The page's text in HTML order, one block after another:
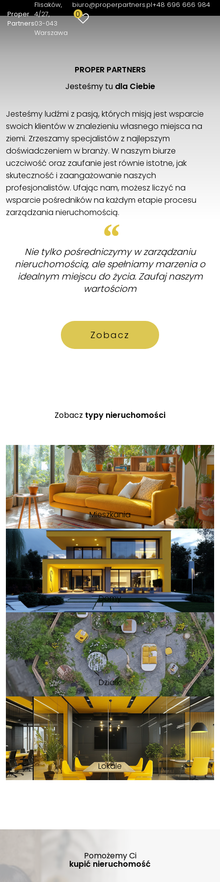
Proper
Partners
Flisaków,
4/27
03-043
Warszawa
biuro@properpartners.pl+48 696 666 984
0
PROPER PARTNERS
Jesteśmy tu dla Ciebie
Jesteśmy ludźmi z pasją, których misją jest wsparcie
swoich klientów w znalezieniu własnego miejsca na
ziemi. Zrzeszamy specjalistów z najlepszym
doświadczeniem w branży. W naszym biurze
uczciwość oraz zaufanie jest równie istotne, jak
skuteczność i zaangażowanie naszych
profesjonalistów. Ufając nam, możesz liczyć na
wsparcie pośredników na każdym etapie procesu
zarządzania nieruchomością.
Nie tylko pośredniczymy w zarządzaniu
nieruchomością, ale spełniamy marzenia o
idealnym miejscu do życia. Zaufaj naszym
wartościom
Zobacz
Zobacz typy nieruchomości
Mieszkania
Domy
Działki
Lokale
Pomożemy Ci
kupić nieruchomość